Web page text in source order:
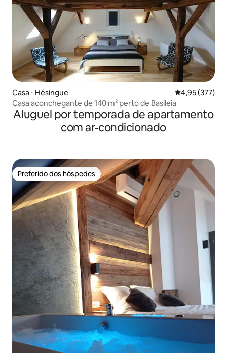
Casa ⋅ Hésingue 4,95 de uma
4,95 (377)
Casa aconchegante de 140 m² perto de Basileia
Aluguel por temporada de apartamento
com ar-condicionado
Preferido dos hóspedes
Preferido dos hóspedes